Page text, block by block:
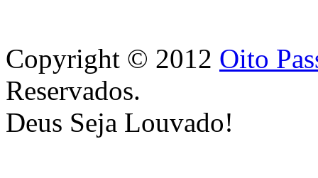
Copyright © 2012 Oito
Reservados.
Deus Seja Louvado!